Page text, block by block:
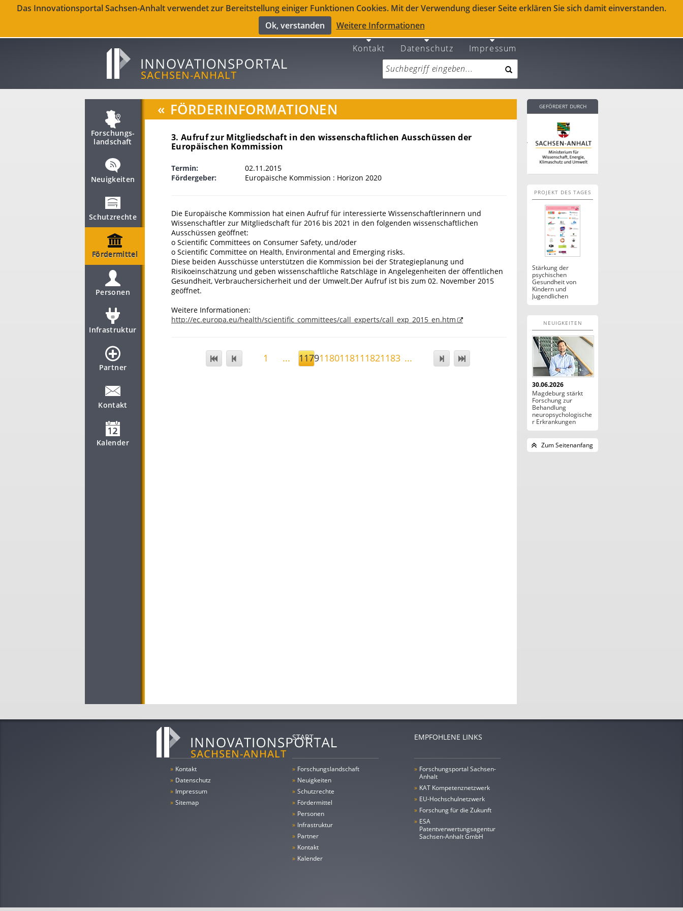
Das Innovationsportal Sachsen-Anhalt verwendet zur Bereitstellung einiger Funktionen Cookies. Mit der Verwendung dieser Seite erklären Sie sich damit einverstanden.
Ok, verstanden
Weitere Informationen
Kontakt Datenschutz Impressum
Forschungs­
landschaft
Neuigkeiten
Schutzrechte
Fördermittel
Personen
Infrastruktur
Partner
Kontakt
Kalender
« FÖRDERINFORMATIONEN
3. Aufruf zur Mitgliedschaft in den wissenschaftlichen Ausschüssen der
Europäischen Kommission
Termin:
02.11.2015
Fördergeber:
Europäische Kommission : Horizon 2020
Die Europäische Kommission hat einen Aufruf für interessierte Wissenschaftlerinnern und
Wissenschaftler zur Mitgliedschaft für 2016 bis 2021 in den folgenden wissenschaftlichen
Ausschüssen geöffnet:
o Scientific Committees on Consumer Safety, und/oder
o Scientific Committee on Health, Environmental and Emerging risks.
Diese beiden Ausschüsse unterstützen die Kommission bei der Strategieplanung und
Risikoeinschätzung und geben wissenschaftliche Ratschläge in Angelegenheiten der öffentlichen
Gesundheit, Verbrauchersicherheit und der Umwelt.Der Aufruf ist bis zum 02. November 2015
geöffnet.
Weitere Informationen:
http://ec.europa.eu/health/scientific_committees/call_experts/call_exp_2015_en.htm
1 ... 117911801181 11821183 ...
GEFÖRDERT DURCH
PROJEKT DES TAGES
Stärkung der
psychischen
Gesundheit von
Kindern und
Jugendlichen
NEUIGKEITEN
30.06.2026
Magdeburg stärkt
Forschung zur
Behandlung
neuropsychologische
r Erkrankungen
Zum Seitenanfang
» Kontakt
» Datenschutz
» Impressum
» Sitemap
START
» Forschungs­landschaft
» Neuigkeiten
» Schutzrechte
» Fördermittel
» Personen
» Infrastruktur
» Partner
» Kontakt
» Kalender
EMPFOHLENE LINKS
» Forschungsportal Sachsen-
Anhalt
» KAT Kompetenznetzwerk
» EU-Hochschulnetzwerk
» Forschung für die Zukunft
» ESA
Patentverwertungsagentur
Sachsen-Anhalt GmbH